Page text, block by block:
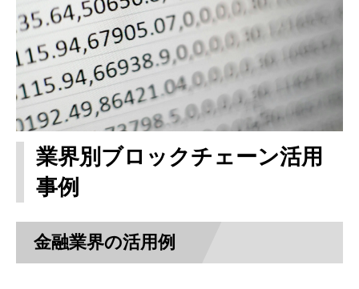
業界別ブロックチェーン活用
事例
金融業界の活用例